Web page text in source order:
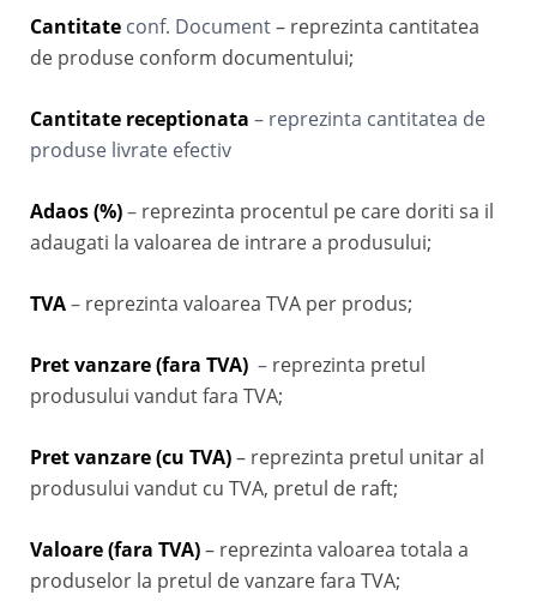
Cantitate conf. Document– reprezinta cantitatea
de produse conform documentului;
Cantitate receptionata – reprezinta cantitatea de
produse livrate efectiv
Adaos (%)– reprezinta procentul pe care doriti sa il
adaugati la valoarea de intrare a produsului;
TVA– reprezinta valoarea TVA per produs;
Pret vanzare (fara TVA) – reprezinta pretul
produsului vandut fara TVA;
Pret vanzare (cu TVA)– reprezinta pretul unitar al
produsului vandut cu TVA, pretul de raft;
Valoare (fara TVA)– reprezinta valoarea totala a
produselor la pretul de vanzare fara TVA;